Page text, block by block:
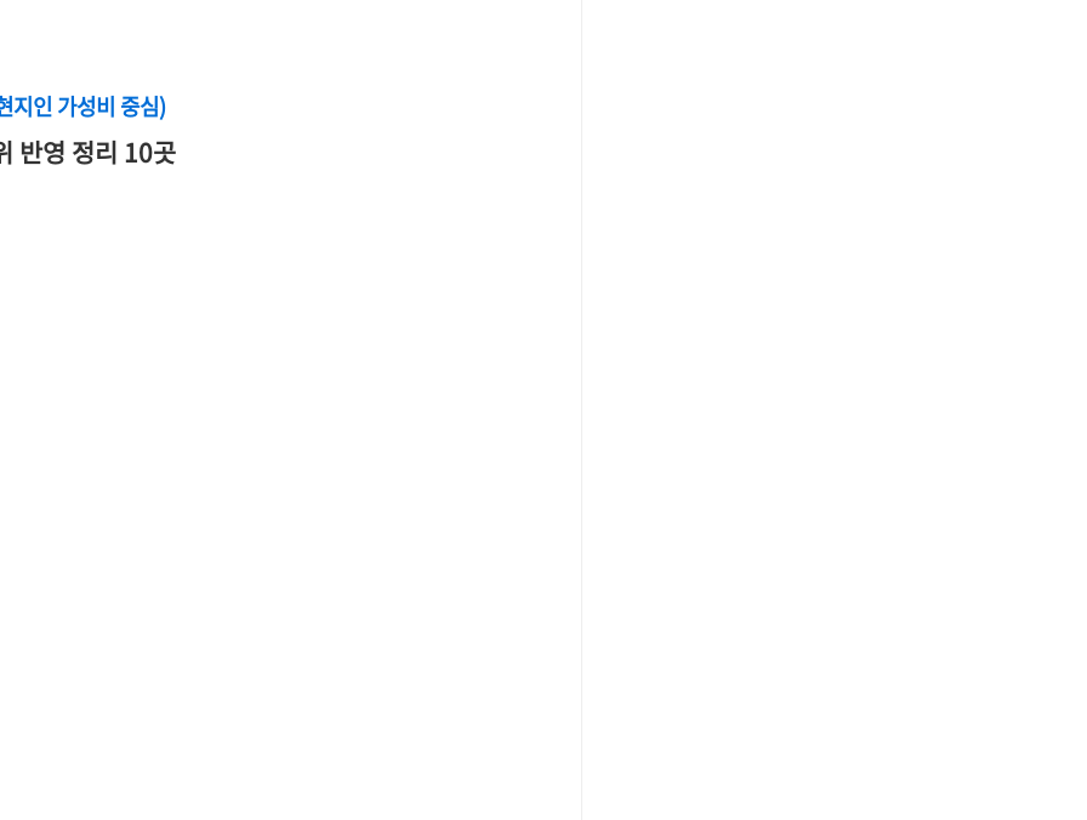
지인 가성비 중심)
반영 정리 10곳